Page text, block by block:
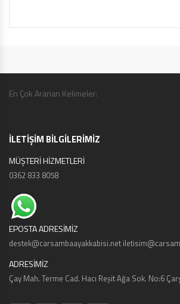
En Çok Aranan Kelimeler:
İLETİŞİM BİLGİLERİMİZ
MÜŞTERİ HİZMETLERİ
0362 833 8058
EPOSTA ADRESİMİZ
destek@carsambaayakkabisi.net
ADRESİMİZ
Çay Mah. Terme Cad. Hacı Reşit Ağa Sok. No:6